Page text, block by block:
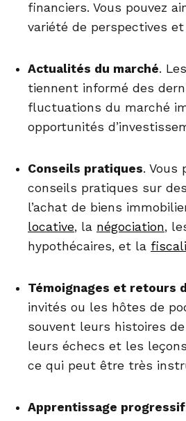
financiers. Vous pouvez
variété de perspectives et
Actualités du marché.
tiennent informé des
fluctuations du marché
opportunités
Conseils pratiques. Vous
conseils pratiques sur
l’achat de biens
locative, la négociation,
hypothécaires, et la
Témoignages et retours
invités ou les hôtes de
souvent leurs histoires
leurs échecs et les
ce qui peut être très
Apprentissage progressif